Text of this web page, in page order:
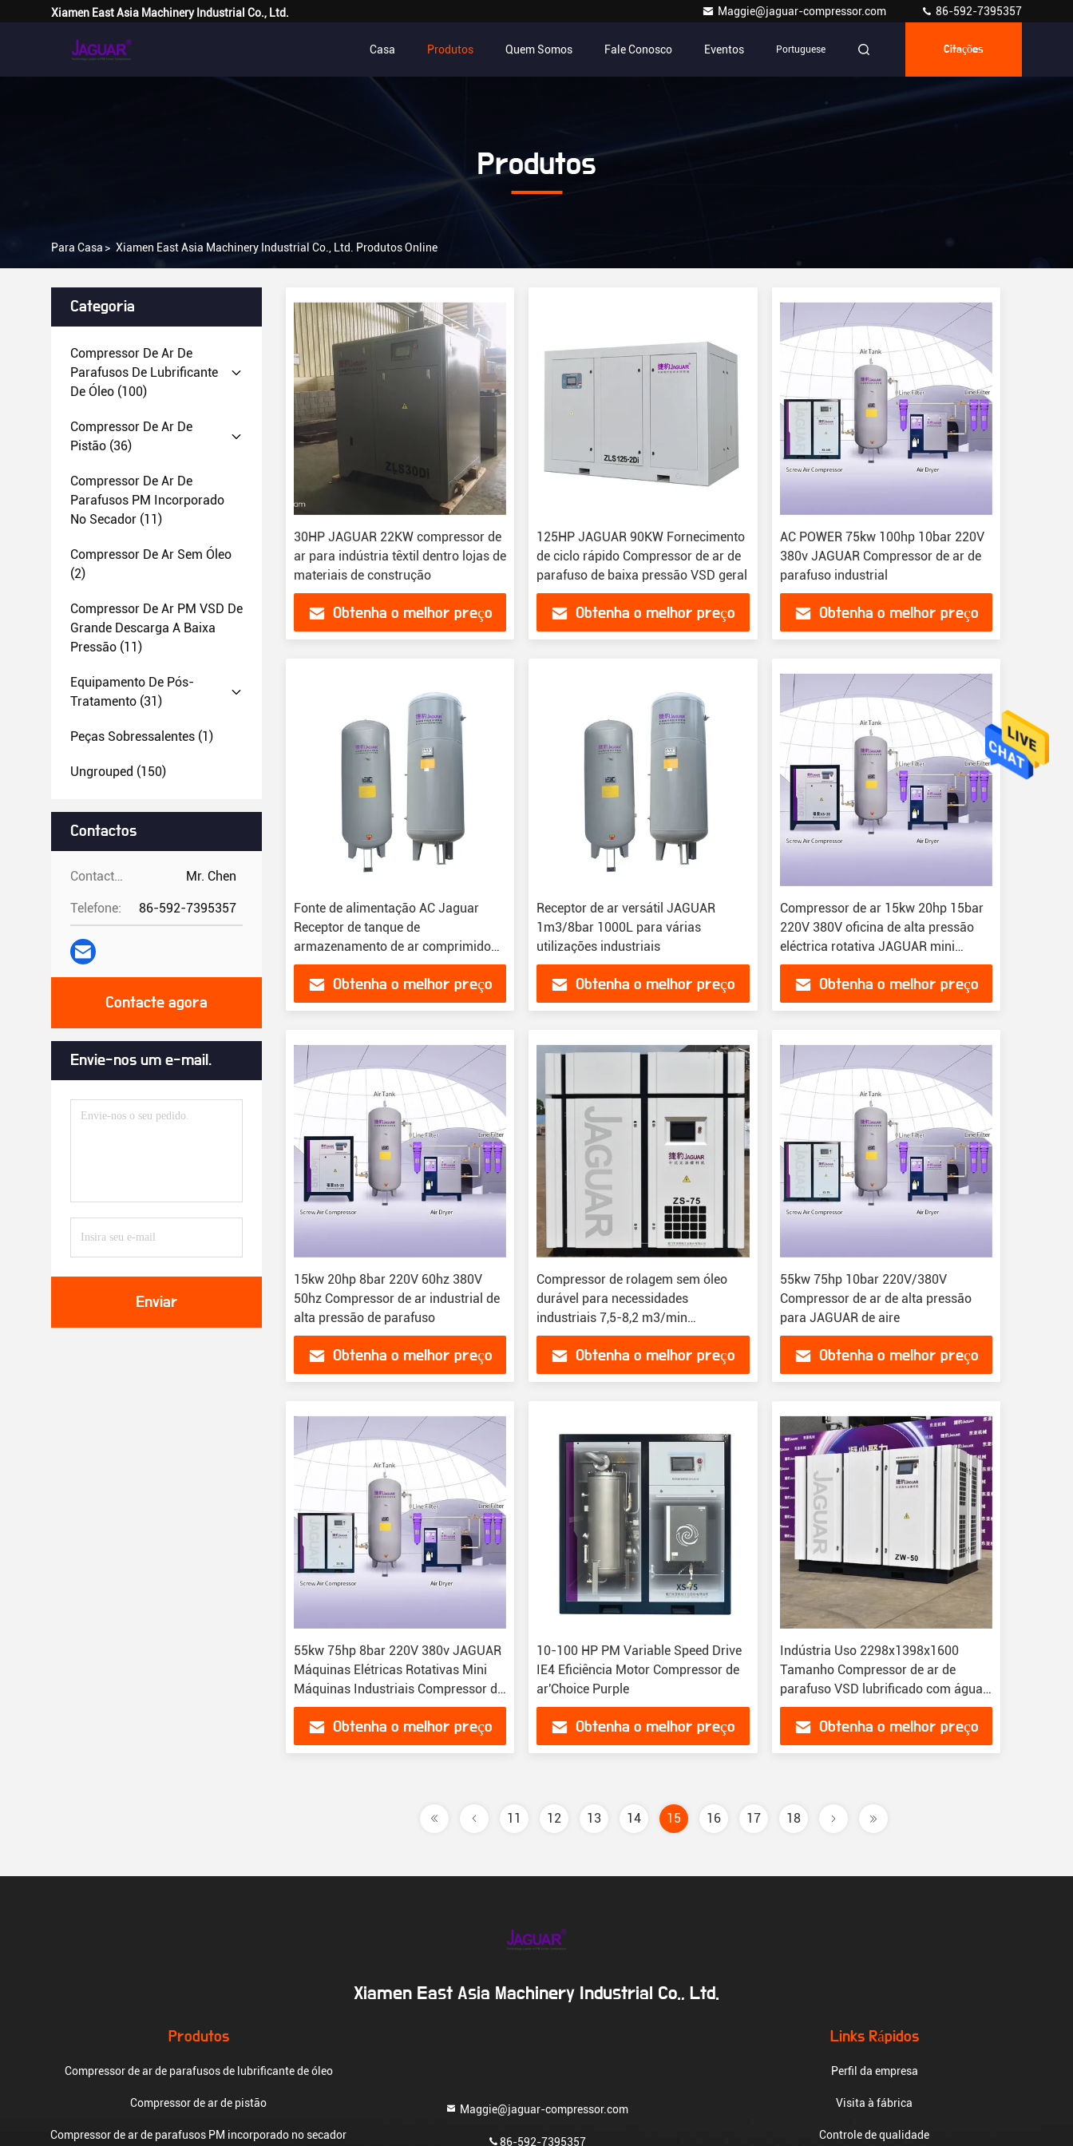
Xiamen East Asia Machinery Industrial Co., Ltd. Maggie@jaguar-compressor.com 86-592-7395357
Casa Produtos Quem Somos Fale Conosco Eventos Portuguese Citações
Produtos
Para Casa > Xiamen East Asia Machinery Industrial Co., Ltd. Produtos Online
Categoria
Compressor De Ar De
Parafusos De Lubrificante
De Óleo (100)
Compressor De Ar De
Pistão (36)
Compressor De Ar De
Parafusos PM Incorporado
No Secador (11)
Compressor De Ar Sem Óleo
(2)
Compressor De Ar PM VSD De
Grande Descarga A Baixa
Pressão (11)
Equipamento De Pós-
Tratamento (31)
Peças Sobressalentes (1)
Ungrouped (150)
Contactos
Contactos: Mr. Chen
Telefone: 86-592-7395357
Contacte agora
Envie-nos um e-mail.
Enviar
30HP JAGUAR 22KW compressor de
ar para indústria têxtil dentro lojas de
materiais de construção
Obtenha o melhor preço
125HP JAGUAR 90KW Fornecimento
de ciclo rápido Compressor de ar de
parafuso de baixa pressão VSD geral
Obtenha o melhor preço
AC POWER 75kw 100hp 10bar 220V
380v JAGUAR Compressor de ar de
parafuso industrial
Obtenha o melhor preço
Fonte de alimentação AC Jaguar
Receptor de tanque de
armazenamento de ar comprimido
para compressor de ar de 8 bar
Obtenha o melhor preço
Receptor de ar versátil JAGUAR
1m3/8bar 1000L para várias
utilizações industriais
Obtenha o melhor preço
Compressor de ar 15kw 20hp 15bar
220V 380V oficina de alta pressão
eléctrica rotativa JAGUAR mini
máquinas tipo parafuso industrial
Obtenha o melhor preço
15kw 20hp 8bar 220V 60hz 380V
50hz Compressor de ar industrial de
alta pressão de parafuso
Obtenha o melhor preço
Compressor de rolagem sem óleo
durável para necessidades
industriais 7,5-8,2 m3/min
Capacidade de ar
Obtenha o melhor preço
55kw 75hp 10bar 220V/380V
Compressor de ar de alta pressão
para JAGUAR de aire
Obtenha o melhor preço
55kw 75hp 8bar 220V 380v JAGUAR
Máquinas Elétricas Rotativas Mini
Máquinas Industriais Compressor de
Ar Tipo Parafuso
Obtenha o melhor preço
10-100 HP PM Variable Speed Drive
IE4 Eficiência Motor Compressor de
ar'Choice Purple
Obtenha o melhor preço
Indústria Uso 2298x1398x1600
Tamanho Compressor de ar de
parafuso VSD lubrificado com água
sem óleo
Obtenha o melhor preço
11 12 13 14 15 16 17 18
Xiamen East Asia Machinery Industrial Co., Ltd.
Produtos
Compressor de ar de parafusos de lubrificante de óleo
Compressor de ar de pistão
Compressor de ar de parafusos PM incorporado no secador
Maggie@jaguar-compressor.com
86-592-7395357
Links Rápidos
Perfil da empresa
Visita à fábrica
Controle de qualidade